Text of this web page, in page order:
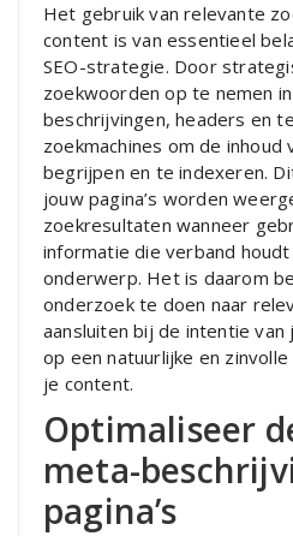
Het gebruik van relevante
content is van essentieel
SEO-strategie. Door
zoekwoorden op te nemen
beschrijvingen, headers en
zoekmachines om de
begrijpen en te indexeren.
jouw pagina’s worden
zoekresultaten wanneer
informatie die verband
onderwerp. Het is daarom
onderzoek te doen naar
aansluiten bij de intentie
op een natuurlijke en
je content.
Optimaliseer
meta-
pagina’s